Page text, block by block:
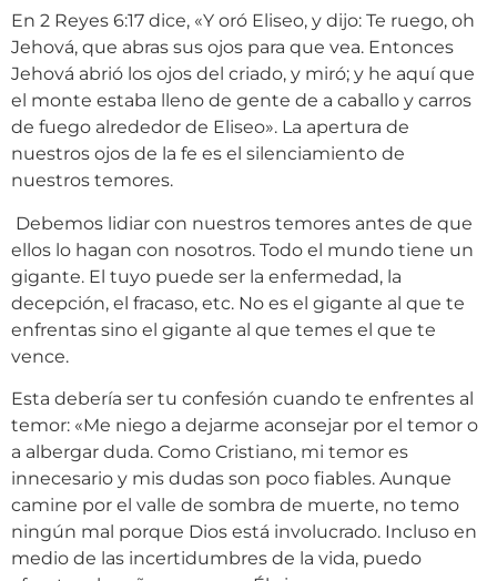
En 2 Reyes 6:17 dice, «Y oró Eliseo, y dijo: Te ruego, oh
Jehová, que abras sus ojos para que vea. Entonces
Jehová abrió los ojos del criado, y miró; y he aquí que
el monte estaba lleno de gente de a caballo y carros
de fuego alrededor de Eliseo». La apertura de
nuestros ojos de la fe es el silenciamiento de
nuestros temores.
Debemos lidiar con nuestros temores antes de que
ellos lo hagan con nosotros. Todo el mundo tiene un
gigante. El tuyo puede ser la enfermedad, la
decepción, el fracaso, etc. No es el gigante al que te
enfrentas sino el gigante al que temes el que te
vence.
Esta debería ser tu confesión cuando te enfrentes al
temor: «Me niego a dejarme aconsejar por el temor o
a albergar duda. Como Cristiano, mi temor es
innecesario y mis dudas son poco fiables. Aunque
camine por el valle de sombra de muerte, no temo
ningún mal porque Dios está involucrado. Incluso en
medio de las incertidumbres de la vida, puedo